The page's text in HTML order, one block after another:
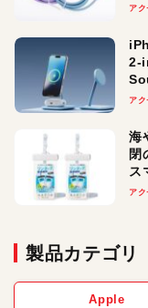
アク
2-
ー
アク
海
閉
ス
アク
製品カテゴリ
Apple